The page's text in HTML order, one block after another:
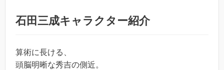
石田三成キャラクター紹介
算術に長ける、
頭脳明晰な秀吉の側近。